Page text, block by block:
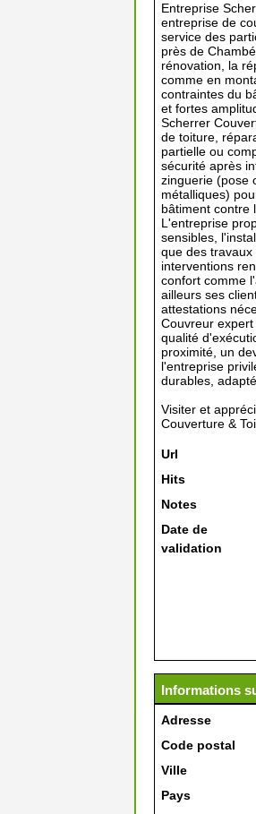
Entreprise
entreprise de
service des
près de
rénovation, la
comme en
contraintes du
et fortes
Scherrer
de toiture,
partielle ou
sécurité après
zinguerie (pose
métalliques)
bâtiment contre
L'entreprise
sensibles,
que des
interventions
confort comme
ailleurs ses
attestations
Couvreur
qualité
proximité, un
l'entreprise
durables,
Visiter et
Couverture &
Url
Hits
Notes
Date de
validation
Informations
Adresse
Code postal
Ville
Pays